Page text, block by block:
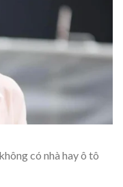
có nhà hay ô tô